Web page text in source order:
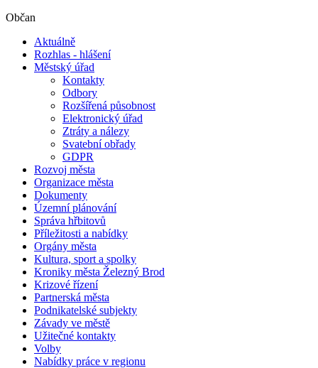
Občan
Aktuálně
Rozhlas - hlášení
Městský úřad
Kontakty
Odbory
Rozšířená působnost
Elektronický úřad
Ztráty a nálezy
Svatební obřady
GDPR
Rozvoj města
Organizace města
Dokumenty
Územní plánování
Správa hřbitovů
Příležitosti a nabídky
Orgány města
Kultura, sport a spolky
Kroniky města Železný Brod
Krizové řízení
Partnerská města
Podnikatelské subjekty
Závady ve městě
Užitečné kontakty
Volby
Nabídky práce v regionu